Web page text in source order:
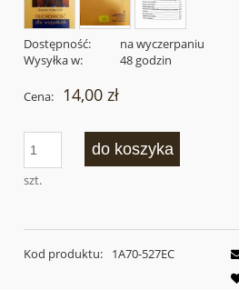
Dostępność:
na wyczerpaniu
Wysyłka w:
48 godzin
Cena: 14,00 zł
szt.
do koszyka
Kod produktu: 1A70-527EC